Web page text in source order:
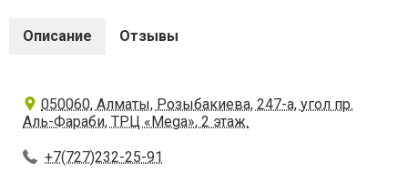
Описание Отзывы
050060, Алматы, Розыбакиева, 247-а, угол пр.
Аль-Фараби, ТРЦ «Mega», 2 этаж.
+7(727)232-25-91